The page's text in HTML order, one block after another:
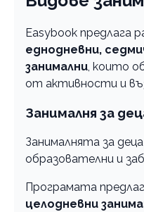
Easybook предлага
еднодневни,
занимални , които
от активности и
Занималня за
Занималнята за
образователни и
Програмата
целодневни